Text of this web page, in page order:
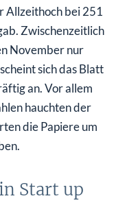
Allzeithoch bei 251
Zwischenzeitlich
November nur
sich das Blatt
an. Vor allem
hauchten der
die Papiere um
Start up